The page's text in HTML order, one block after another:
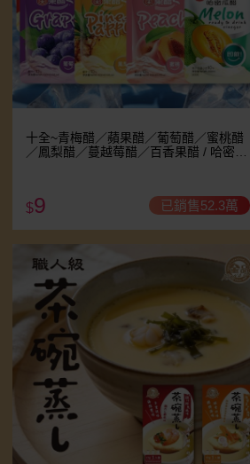
十全~青梅醋／蘋果醋／葡萄醋／蜜桃醋
／鳳梨醋／蔓越莓醋／百香果醋 / 哈密瓜
$9 已銷售52.3萬